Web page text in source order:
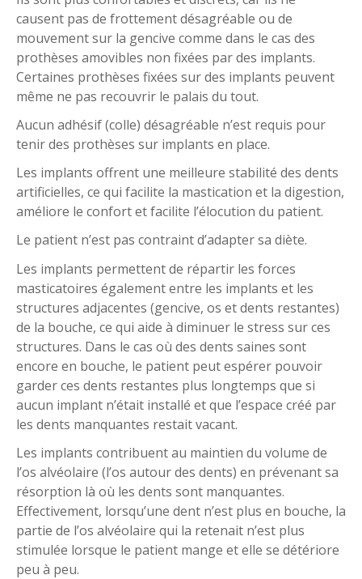
causent pas de frottement désagréable ou de
mouvement sur la gencive comme dans le cas des
prothèses amovibles non fixées par des implants.
Certaines prothèses fixées sur des implants peuvent
même ne pas recouvrir le palais du tout.
Aucun adhésif (colle) désagréable n’est requis pour
tenir des prothèses sur implants en place.
Les implants offrent une meilleure stabilité des dents
artificielles, ce qui facilite la mastication et la digestion,
améliore le confort et facilite l’élocution du patient.
Le patient n’est pas contraint d’adapter sa diète.
Les implants permettent de répartir les forces
masticatoires également entre les implants et les
structures adjacentes (gencive, os et dents restantes)
de la bouche, ce qui aide à diminuer le stress sur ces
structures. Dans le cas où des dents saines sont
encore en bouche, le patient peut espérer pouvoir
garder ces dents restantes plus longtemps que si
aucun implant n’était installé et que l’espace créé par
les dents manquantes restait vacant.
Les implants contribuent au maintien du volume de
l’os alvéolaire (l’os autour des dents) en prévenant sa
résorption là où les dents sont manquantes.
Effectivement, lorsqu’une dent n’est plus en bouche, la
partie de l’os alvéolaire qui la retenait n’est plus
stimulée lorsque le patient mange et elle se détériore
peu à peu.